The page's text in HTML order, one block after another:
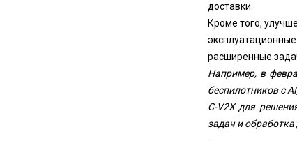
доставки.
Кроме того,
расширенные
Например, в
беспилотников с
C-V2X для
задач и